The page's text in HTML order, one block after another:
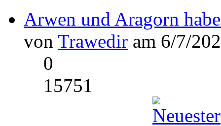
Arwen und Aragorn
von Trawedir am 6/7/
0
15751